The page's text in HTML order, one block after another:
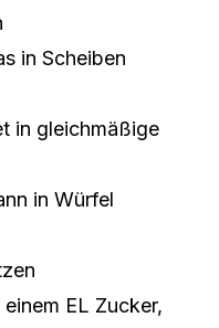
in Scheiben
in gleichmäßige
in Würfel
EL Zucker,